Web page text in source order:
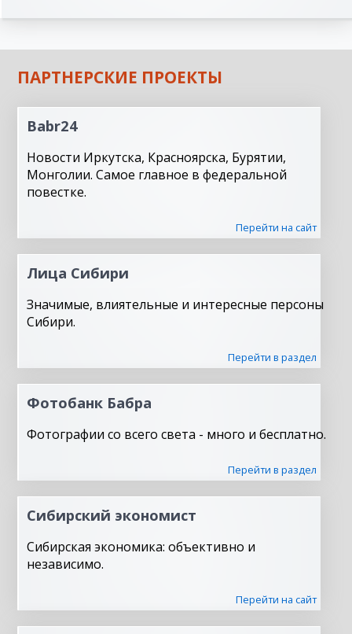
ПАРТНЕРСКИЕ ПРОЕКТЫ
Babr24
Новости Иркутска, Красноярска, Бурятии,
Монголии. Самое главное в федеральной
повестке.
Перейти на сайт
Лица Сибири
Значимые, влиятельные и интересные персоны
Сибири.
Перейти в раздел
Фотобанк Бабра
Фотографии со всего света - много и бесплатно.
Перейти в раздел
Сибирский экономист
Сибирская экономика: объективно и
независимо.
Перейти на сайт